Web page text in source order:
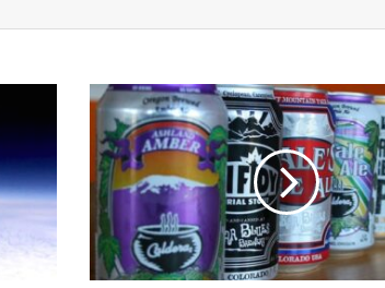
Negli
USA
sempre
più
birra
qualità
in
lattina